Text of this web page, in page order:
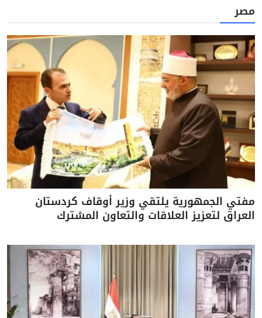
مصر
مفتي الجمهورية يلتقي وزير أوقاف كردستان
العراق لتعزيز العلاقات والتعاون المشترك